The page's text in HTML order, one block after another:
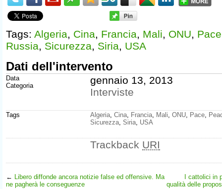
Tags: Algeria, Cina, Francia, Mali, ONU, Pace
Russia, Sicurezza, Siria, USA
Dati dell'intervento
Data
Categoria
gennaio 13, 2013
Interviste
Tags Algeria, Cina, Francia, Mali, ONU, Pace,
Sicurezza, Siria, USA
Trackback URI
← Libero diffonde ancora notizie false ed offensive. Ma
ne pagherà le conseguenze
I cattolici in
qualità delle